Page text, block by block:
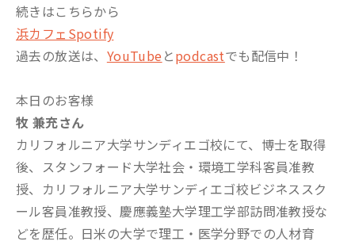
続きはこちらから
浜カフェSpotify
過去の放送は、 YouTubeとpodcastでも配信中！
本日のお客様
牧 兼充さん
カリフォルニア大学サンディエゴ校にて、博士を取得
後、スタンフォード大学社会・環境工学科客員准教
授、カリフォルニア大学サンディエゴ校ビジネススク
ール客員准教授、慶應義塾大学理工学部訪問准教授な
どを歴任。日米の大学で理工・医学分野での人材育